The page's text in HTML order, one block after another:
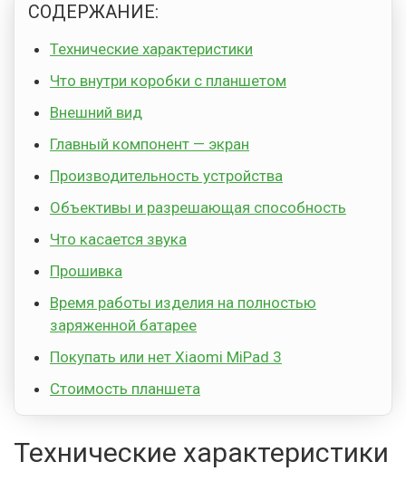
СОДЕРЖАНИЕ:
Технические характеристики
Что внутри коробки с планшетом
Внешний вид
Главный компонент — экран
Производительность устройства
Объективы и разрешающая способность
Что касается звука
Прошивка
Время работы изделия на полностью
заряженной батарее
Покупать или нет Xiaomi MiPad 3
Стоимость планшета
Технические характеристики